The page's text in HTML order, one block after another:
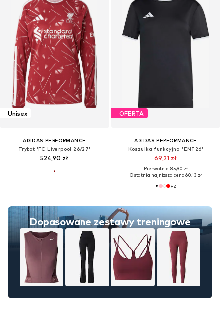
Unisex
ADIDAS PERFORMANCE
Trykot 'FC Liverpool 26/27'
524,90 zł
Dopasowane zestawy treningowe
OFERTA
ADIDAS PERFORMANCE
Koszulka funkcyjna 'ENT26'
69,21 zł
Pierwotnie: 85,90 zł
Ostatnia najniższa cena:60,13 zł
+2